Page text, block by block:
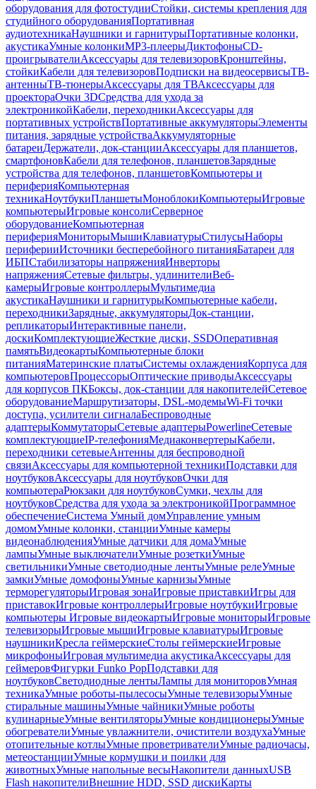
оборудования для фотостудииСтойки, системы крепления для
студийного оборудованияПортативная
аудиотехникаНаушники и гарнитурыПортативные колонки,
акустикаУмные колонкиMP3-плеерыДиктофоныCD-
проигрывателиАксессуары для телевизоровКронштейны,
стойкиКабели для телевизоровПодписки на видеосервисыТВ-
антенныТВ-тюнерыАксессуары для ТВАксессуары для
проектораОчки 3DСредства для ухода за
электроникойКабели, переходникиАксессуары для
портативных устройствПортативные аккумуляторыЭлементы
питания, зарядные устройстваАккумуляторные
батареиДержатели, док-станцииАксессуары для планшетов,
смартфоновКабели для телефонов, планшетовЗарядные
устройства для телефонов, планшетовКомпьютеры и
периферияКомпьютерная
техникаНоутбукиПланшетыМоноблокиКомпьютерыИгровые
компьютерыИгровые консолиСерверное
оборудованиеКомпьютерная
периферияМониторыМышиКлавиатурыСтилусыНаборы
периферииИсточники бесперебойного питанияБатареи для
ИБПСтабилизаторы напряженияИнверторы
напряженияСетевые фильтры, удлинителиВеб-
камерыИгровые контроллерыМультимедиа
акустикаНаушники и гарнитурыКомпьютерные кабели,
переходникиЗарядные, аккумуляторыДок-станции,
репликаторыИнтерактивные панели,
доскиКомплектующиеЖесткие диски, SSDОперативная
памятьВидеокартыКомпьютерные блоки
питанияМатеринские платыСистемы охлажденияКорпуса для
компьютеровПроцессорыОптические приводыАксессуары
для корпусов ПКБоксы, док-станции для накопителейСетевое
оборудованиеМаршрутизаторы, DSL-модемыWi-Fi точки
доступа, усилители сигналаБеспроводные
адаптерыКоммутаторыСетевые адаптерыPowerlineСетевые
комплектующиеIP-телефонияМедиаконвертерыКабели,
переходники сетевыеАнтенны для беспроводной
связиАксессуары для компьютерной техникиПодставки для
ноутбуковАксессуары для ноутбуковОчки для
компьютераРюкзаки для ноутбуковСумки, чехлы для
ноутбуковСредства для ухода за электроникойПрограммное
обеспечениеСистема Умный домУправление умным
домомУмные колонки, станцииУмные камеры
видеонаблюденияУмные датчики для домаУмные
лампыУмные выключателиУмные розеткиУмные
светильникиУмные светодиодные лентыУмные релеУмные
замкиУмные домофоныУмные карнизыУмные
терморегуляторыИгровая зонаИгровые приставкиИгры для
приставокИгровые контроллерыИгровые ноутбукиИгровые
компьютеры Игровые видеокартыИгровые мониторыИгровые
телевизорыИгровые мышиИгровые клавиатурыИгровые
наушникиКресла геймерскиеСтолы геймерскиеИгровые
микрофоныИгровая мультимедиа акустикаАксессуары для
геймеровФигурки Funko PopПодставки для
ноутбуковСветодиодные лентыЛампы для мониторовУмная
техникаУмные роботы-пылесосыУмные телевизорыУмные
стиральные машиныУмные чайникиУмные роботы
кулинарныеУмные вентиляторыУмные кондиционерыУмные
обогревателиУмные увлажнители, очистители воздухаУмные
отопительные котлыУмные проветривателиУмные радиочасы,
метеостанцииУмные кормушки и поилки для
животныхУмные напольные весыНакопители данныхUSB
Flash накопителиВнешние HDD, SSD дискиКарты